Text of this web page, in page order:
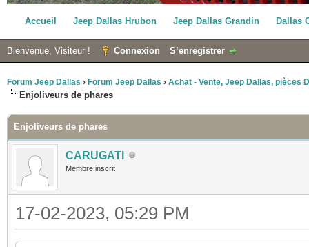
Accueil Jeep Dallas Hrubon Jeep Dallas Grandin Dallas
Bienvenue, Visiteur ! Connexion S’enregistrer
Forum Jeep Dallas › Forum Jeep Dallas › Achat - Vente, Jeep Dallas, pièces
Enjoliveurs de phares
Enjoliveurs de phares
CARUGATI
Membre inscrit
17-02-2023, 05:29 PM